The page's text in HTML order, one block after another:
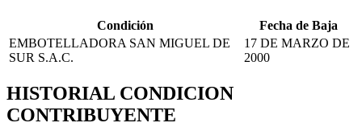
Condición
Fecha de Baja
EMBOTELLADORA SAN MIGUEL DE
SUR S.A.C.
17 DE MARZO DE
2000
HISTORIAL CONDICION
CONTRIBUYENTE